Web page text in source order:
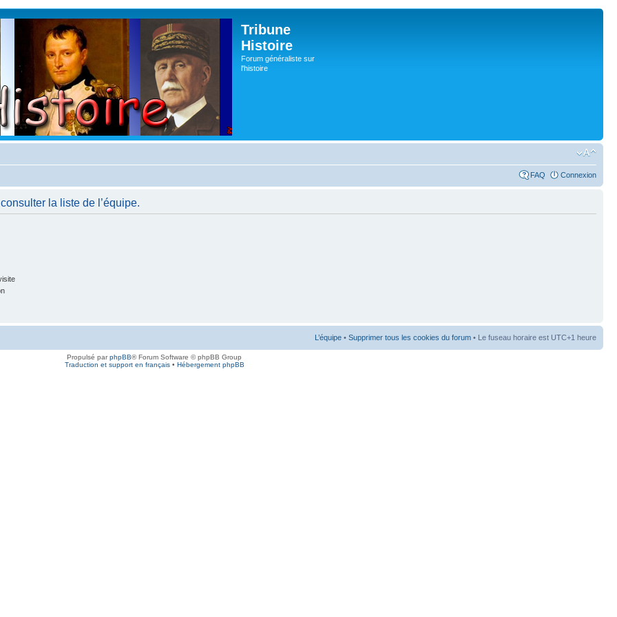
Tribune
Histoire
Forum généraliste sur
l'histoire
FAQ Connexion
la liste de l’équipe.
L’équipe • Supprimer tous les cookies du forum • Le fuseau horaire est UTC+1 heure
Propulsé parphpBB® Forum Software © phpBB Group
Traduction et support en français• Hébergement phpBB